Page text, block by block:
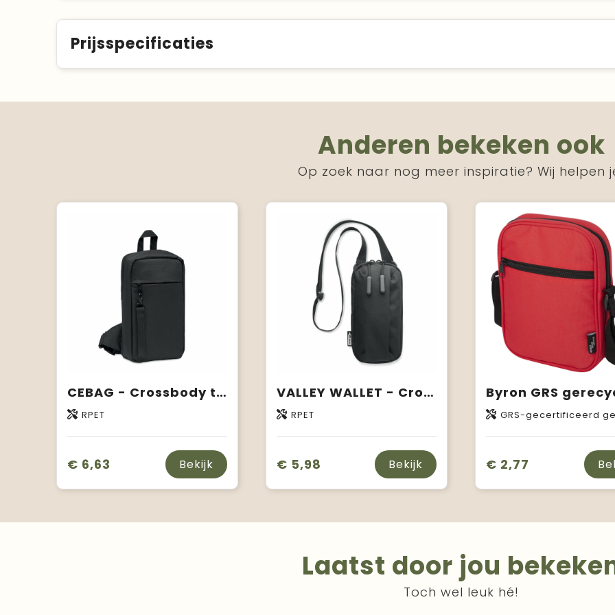
Prijsspecificaties
Anderen bekeken ook
Op zoek naar nog meer inspiratie? Wij helpen
CEBAG - Crossbody tas in 600D Rpet
RPET
€ 6,63 Bekijk
VALLEY WALLET - Cross body smartphone tas
RPET
€ 5,98 Bekijk
GRS-gecertificeerd gerecycled
€ 2,77
Laatst door jou
Toch wel leuk hé!